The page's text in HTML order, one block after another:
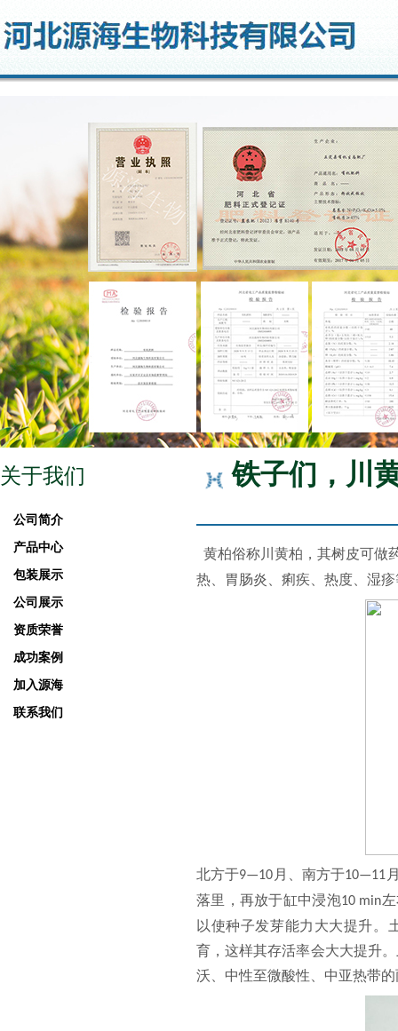
关于我们
公司简介
产品中心
包装展示
公司展示
资质荣誉
成功案例
加入源海
联系我们
铁子们，川
黄柏俗称川黄柏，其树皮可做
热、胃肠炎、痢疾、热度、湿
北方于9—10 月、南方于10—11
落里，再放于缸中浸泡10 min
以使种子发芽能力大大提升。
育，这样其存活率会大大提升
沃、中性至微酸性、中亚热带